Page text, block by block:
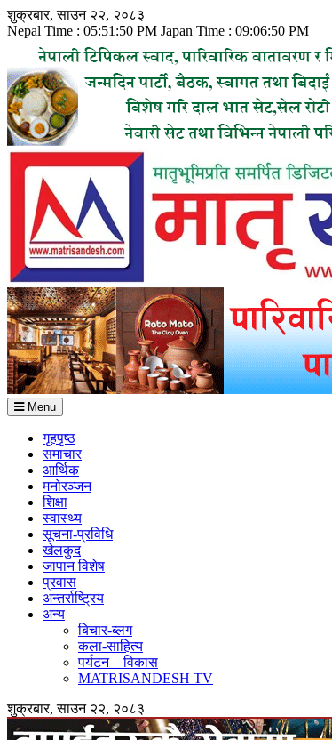
Skip
to
content
शुक्रबार, साउन २२, २०८३
Nepal Time : 05:51:52 PM Japan Time : 09:06:52 PM
Menu
गृहपृष्ठ
समाचार
आर्थिक
मनोरञ्जन
शिक्षा
स्वास्थ्य
सूचना-प्रविधि
खेलकुद
जापान विशेष
प्रवास
अन्तर्राष्ट्रिय
अन्य
बिचार-ब्लग
कला-साहित्य
पर्यटन – विकास
MATRISANDESH TV
शुक्रबार, साउन २२, २०८३